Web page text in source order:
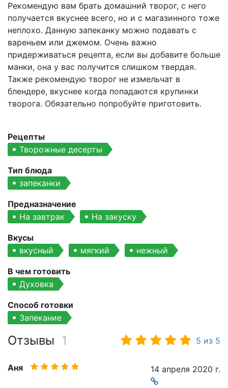
Рекомендую вам брать домашний творог, с него
получается вкуснее всего, но и с магазинного тоже
неплохо. Данную запеканку можно подавать с
вареньем или джемом. Очень важно
придерживаться рецепта, если вы добавите больше
манки, она у вас получится слишком твердая.
Также рекомендую творог не измельчат в
блендере, вкуснее когда попадаются крупинки
творога. Обязательно попробуйте приготовить.
Рецепты
Творожные десерты
Тип блюда
запеканки
Предназначение
На завтрак
На закуску
Вкусы
вкусный
мягкий нежный
В чем готовить
Духовка
Способ готовки
Запекание
Отзывы 1 5 из 5
14 апреля 2020 г.
Аня